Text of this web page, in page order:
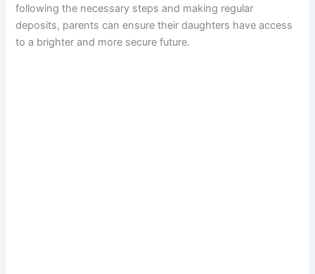
following the necessary steps and making regular
deposits, parents can ensure their daughters have access
to a brighter and more secure future.